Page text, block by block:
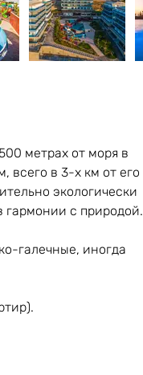
метрах от моря в
всего в 3-х км от его
экологически
гармонии с природой.
галечные, иногда